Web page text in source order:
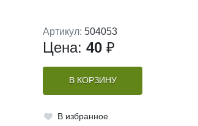
Артикул: 504053
Цена: 40 ₽
В КОРЗИНУ
В избранное